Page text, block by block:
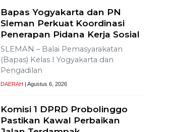
Bapas Yogyakarta dan PN
Sleman Perkuat Koordinasi
Penerapan Pidana Kerja Sosial
SLEMAN – Balai Pemasyarakatan
(Bapas) Kelas I Yogyakarta dan
Pengadilan
DAERAH | Agustus 6, 2026
Komisi 1 DPRD Probolinggo
Pastikan Kawal Perbaikan